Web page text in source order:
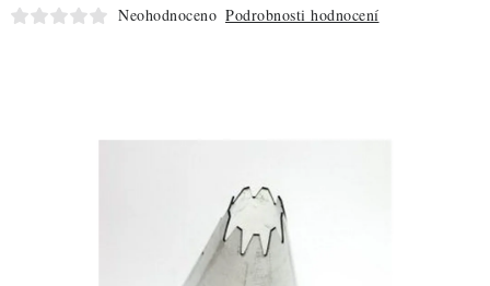
Neohodnoceno Podrobnosti hodnocení